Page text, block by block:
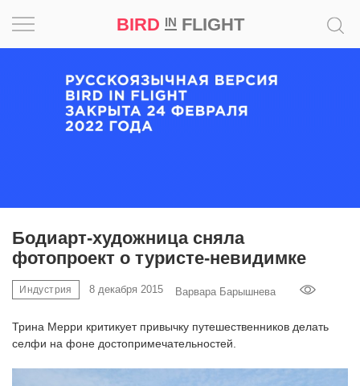
BIRD INFLIGHT
Бодиарт-художница сняла
фотопроект о туристе-невидимке
Индустрия 8 декабря 2015 Варвара Барышнева
Трина Мерри критикует привычку путешественников делать
селфи на фоне достопримечательностей.